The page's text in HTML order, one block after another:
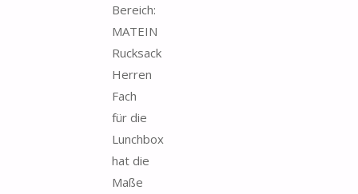
Bereich:
MATEIN
Rucksack
Herren
Fach
für die
Lunchbox
hat die
Maße